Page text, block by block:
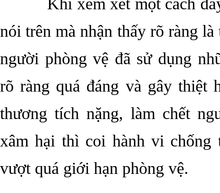
Khi xem xét một cách đầy
nói trên mà nhận thấy rõ ràng
người phòng vệ đã sử dụng
rõ ràng quá đáng và gây thiệt
thương tích nặng, làm chết
xâm hại thì coi hành vi
vượt quá giới hạn phòng vệ.